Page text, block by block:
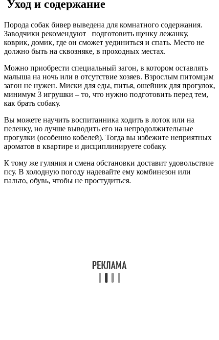
Уход и содержание
Порода собак бивер выведена для комнатного содержания.
Заводчики рекомендуют подготовить щенку лежанку,
коврик, домик, где он сможет уединиться и спать. Место не
должно быть на сквозняке, в проходных местах.
Можно приобрести специальный загон, в котором оставлять
малыша на ночь или в отсутствие хозяев. Взрослым питомцам
загон не нужен. Миски для еды, питья, ошейник для прогулок,
минимум 3 игрушки – то, что нужно подготовить перед тем,
как брать собаку.
Вы можете научить воспитанника ходить в лоток или на
пеленку, но лучше выводить его на непродолжительные
прогулки (особенно кобелей). Тогда вы избежите неприятных
ароматов в квартире и дисциплинируете собаку.
К тому же гуляния и смена обстановки доставит удовольствие
псу. В холодную погоду надевайте ему комбинезон или
пальто, обувь, чтобы не простудиться.